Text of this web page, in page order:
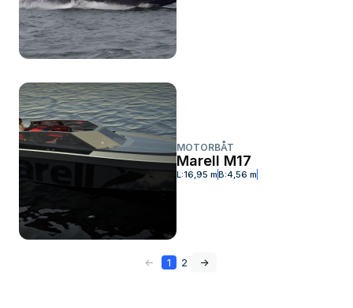
MOTORBÅT
Marell M17
L:16,95 mB:4,56 m
<- 1 2 ->